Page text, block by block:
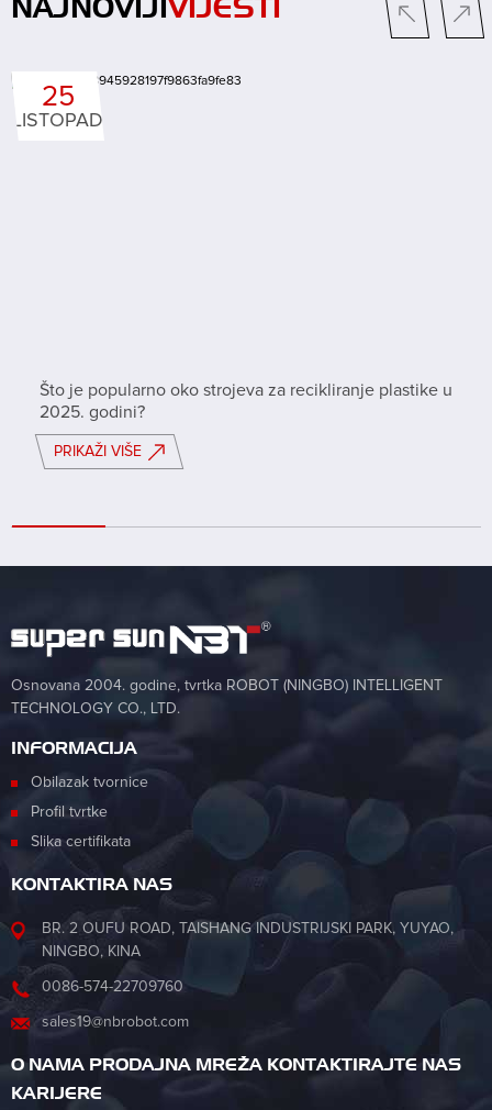
NAJNOVIJI VIJESTI
25
LISTOPAD
Što je popularno oko strojeva za recikliranje plastike u
2025. godini?
PRIKAŽI VIŠE
Osnovana 2004. godine, tvrtka ROBOT (NINGBO) INTELLIGENT
TECHNOLOGY CO., LTD.
INFORMACIJA
Obilazak tvornice
Profil tvrtke
Slika certifikata
KONTAKTIRA NAS
BR. 2 OUFU ROAD, TAISHANG INDUSTRIJSKI PARK, YUYAO,
NINGBO, KINA
0086-574-22709760
sales19@nbrobot.com
O NAMA PRODAJNA MREŽA KONTAKTIRAJTE NAS
KARIJERE